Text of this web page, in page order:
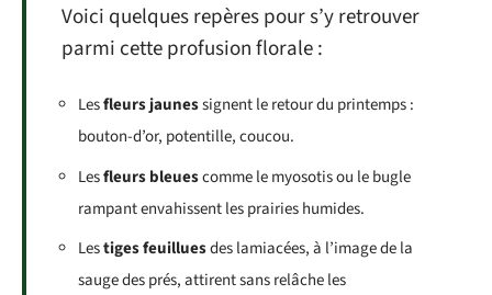
Voici quelques repères pour s’y retrouver
parmi cette profusion florale :
Lesfleurs jaunessignent le retour du printemps :
bouton-d’or, potentille, coucou.
Lesfleurs bleuescomme le myosotis ou le bugle
rampant envahissent les prairies humides.
Lestiges feuilluesdes lamiacées, à l’image de la
sauge des prés, attirent sans relâche les